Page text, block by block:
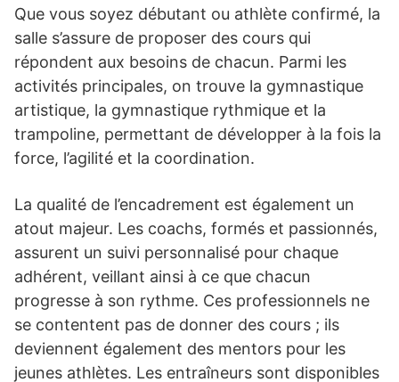
Que vous soyez débutant ou athlète confirmé, la
salle s’assure de proposer des cours qui
répondent aux besoins de chacun. Parmi les
activités principales, on trouve la gymnastique
artistique, la gymnastique rythmique et la
trampoline, permettant de développer à la fois la
force, l’agilité et la coordination.
La qualité de l’encadrement est également un
atout majeur. Les coachs, formés et passionnés,
assurent un suivi personnalisé pour chaque
adhérent, veillant ainsi à ce que chacun
progresse à son rythme. Ces professionnels ne
se contentent pas de donner des cours ; ils
deviennent également des mentors pour les
jeunes athlètes. Les entraîneurs sont disponibles